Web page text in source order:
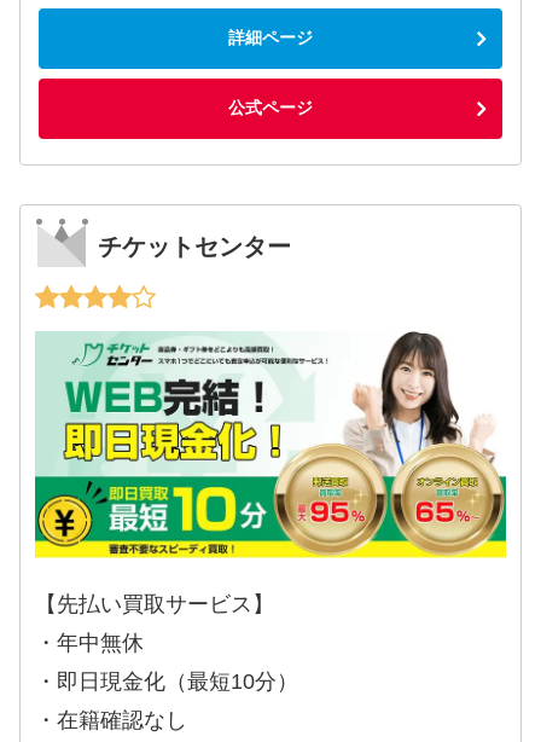
詳細ページ
公式ページ
チケットセンター
【先払い買取サービス】
・年中無休
・即日現金化（最短10分）
・在籍確認なし